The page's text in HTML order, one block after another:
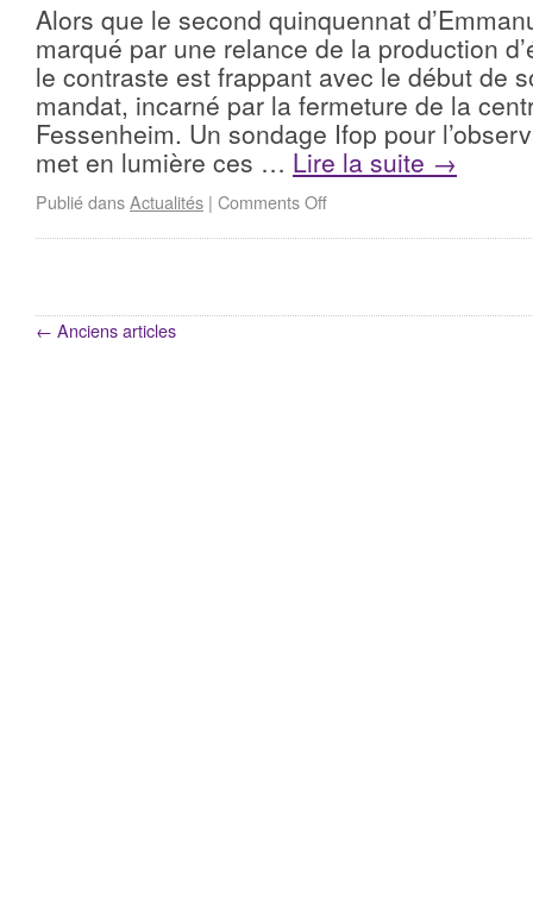
Alors que le second quinquennat
marqué par une relance de la production
le contraste est frappant avec le début de
mandat, incarné par la fermeture de la
Fessenheim. Un sondage Ifop pour
met en lumière ces … Lire la suite →
Publié dansActualités | Comments Off
← Anciens articles